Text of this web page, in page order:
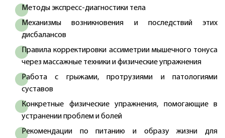
Методы экспресс-диагностики тела
Механизмы возникновения и последствий этих
дисбалансов
Правила корректировки ассиметрии мышечного тонуса
через массажные техники и физические упражнения
Работа с грыжами, протрузиями и патологиями
суставов
Конкретные физические упражнения, помогающие в
устранении проблем и болей
Рекомендации по питанию и образу жизни для